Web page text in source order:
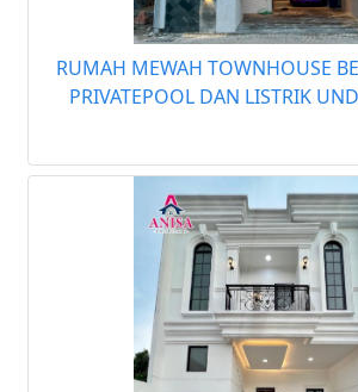
RUMAH MEWAH TOWNHOUSE
PRIVATEPOOL DAN LISTRIK